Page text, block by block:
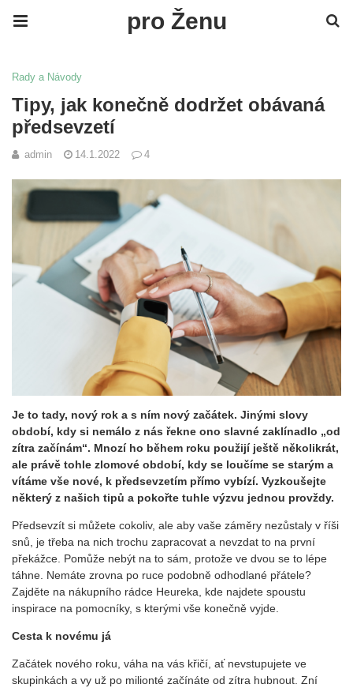
pro Ženu
Rady a Návody
Tipy, jak konečně dodržet obávaná
předsevzetí
admin 14.1.2022 4
Je to tady, nový rok a s ním nový začátek. Jinými slovy
období, kdy si nemálo z nás řekne ono slavné zaklínadlo „od
zítra začínám“. Mnozí ho během roku použijí ještě několikrát,
ale právě tohle zlomové období, kdy se loučíme se starým a
vítáme vše nové, k předsevzetím přímo vybízí. Vyzkoušejte
některý z našich tipů a pokořte tuhle výzvu jednou provždy.
Předsevzít si můžete cokoliv, ale aby vaše záměry nezůstaly v říši
snů, je třeba na nich trochu zapracovat a nevzdat to na první
překážce. Pomůže nebýt na to sám, protože ve dvou se to lépe
táhne. Nemáte zrovna po ruce podobně odhodlané přátele?
Zajděte na nákupního rádce Heureka, kde najdete spoustu
inspirace na pomocníky, s kterými vše konečně vyjde.
Cesta k novému já
Začátek nového roku, váha na vás křičí, ať nevstupujete ve
skupinkách a vy už po milionté začínáte od zítra hubnout. Zní